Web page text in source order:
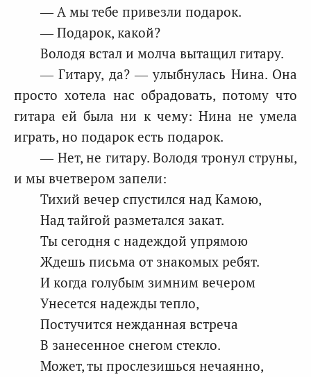
— А мы тебе привезли подарок.
— Подарок, какой?
Володя встал и молча вытащил гитару.
— Гитару, да? — улыбнулась Нина. Она
просто хотела нас обрадовать, потому что
гитара ей была ни к чему: Нина не умела
играть, но подарок есть подарок.
— Нет, не гитару. Володя тронул струны,
и мы вчетвером запели:
Тихий вечер спустился над Камою,
Над тайгой разметался закат.
Ты сегодня с надеждой упрямою
Ждешь письма от знакомых ребят.
И когда голубым зимним вечером
Унесется надежды тепло,
Постучится нежданная встреча
В занесенное снегом стекло.
Может, ты прослезишься нечаянно,